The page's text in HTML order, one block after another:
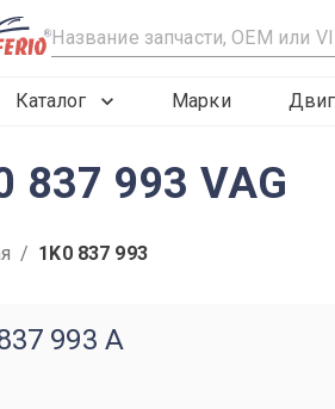
R
Каталог Марки
837 993 VAG
/ 1K0 837 993
993 A